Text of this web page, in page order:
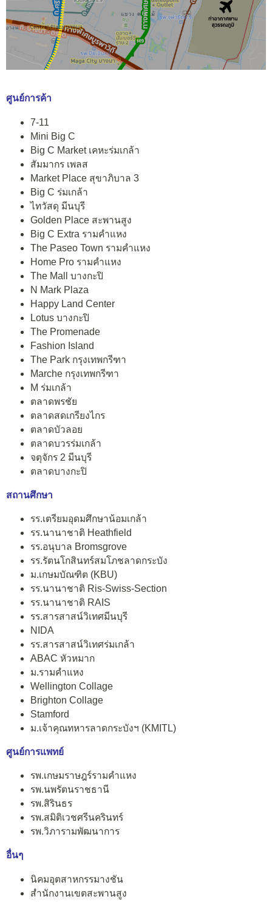
ศูนย์การค้า
7-11
Mini Big C
Big C Market เคหะร่มเกล้า
สัมมากร เพลส
Market Place สุขาภิบาล 3
Big C ร่มเกล้า
ไทวัสดุ มีนบุรี
Golden Place สะพานสูง
Big C Extra รามคำแหง
The Paseo Town รามคำแหง
Home Pro รามคำแหง
The Mall บางกะปิ
N Mark Plaza
Happy Land Center
Lotus บางกะปิ
The Promenade
Fashion Island
The Park กรุงเทพกรีฑา
Marche กรุงเทพกรีฑา
M ร่มเกล้า
ตลาดพรชัย
ตลาดสดเกรียงไกร
ตลาดบัวลอย
ตลาดบวรร่มเกล้า
จตุจักร 2 มีนบุรี
ตลาดบางกะปิ
สถานศึกษา
รร.เตรียมอุดมศึกษาน้อมเกล้า
รร.นานาชาติ Heathfield
รร.อนุบาล Bromsgrove
รร.รัตนโกสินทร์สมโภชลาดกระบัง
ม.เกษมบัณฑิต (KBU)
รร.นานาชาติ Ris-Swiss-Section
รร.นานาชาติ RAIS
รร.สารสาสน์วิเทศมีนบุรี
NIDA
รร.สารสาสน์วิเทศร่มเกล้า
ABAC หัวหมาก
ม.รามคำแหง
Wellington Collage
Brighton Collage
Stamford
ม.เจ้าคุณทหารลาดกระบังฯ (KMITL)
ศูนย์การแพทย์
รพ.เกษมราษฎร์รามคำแหง
รพ.นพรัตนราชธานี
รพ.สิรินธร
รพ.สมิติเวชศรีนครินทร์
รพ.วิภารามพัฒนาการ
อื่นๆ
นิคมอุตสาหกรรมางชัน
สำนักงานเขตสะพานสูง